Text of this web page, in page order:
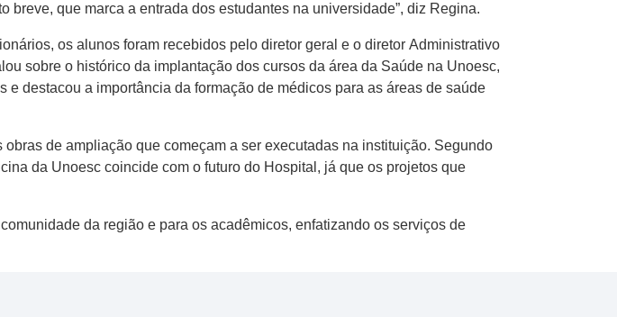
que marca a entrada dos estudantes na universidade”, diz Regina.
os alunos foram recebidos pelo diretor geral e o diretor Administrativo
sobre o histórico da implantação dos cursos da área da Saúde na Unoesc,
destacou a importância da formação de médicos para as áreas de saúde
de ampliação que começam a ser executadas na instituição. Segundo
da Unoesc coincide com o futuro do Hospital, já que os projetos que
da região e para os acadêmicos, enfatizando os serviços de